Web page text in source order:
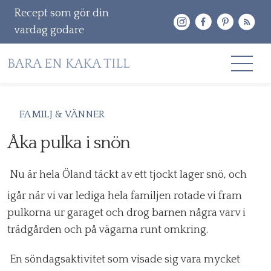
Recept som gör din
vardag godare
till
innehåll
OM MIG
Sök
efter:
FAMILJ & VÄNNER
Åka pulka i snön
Nu är hela Öland täckt av ett tjockt lager snö, och
igår när vi var lediga hela familjen rotade vi fram
pulkorna ur garaget och drog barnen några varv i
trädgården och på vägarna runt omkring.
En söndagsaktivitet som visade sig vara mycket